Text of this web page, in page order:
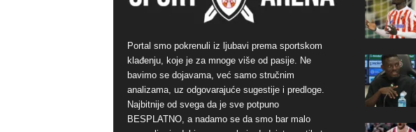
Portal smo pokrenuli iz ljubavi prema sportskom
klađenju, koje je za mnoge više od pasije. Ne
bavimo se dojavama, već samo stručnim
analizama, uz odgovarajuće sugestije i predloge.
Najbitnije od svega da je sve potpuno
BESPLATNO, a nadamo se da smo bar malo